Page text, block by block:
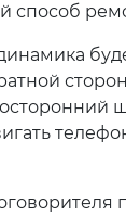
способ